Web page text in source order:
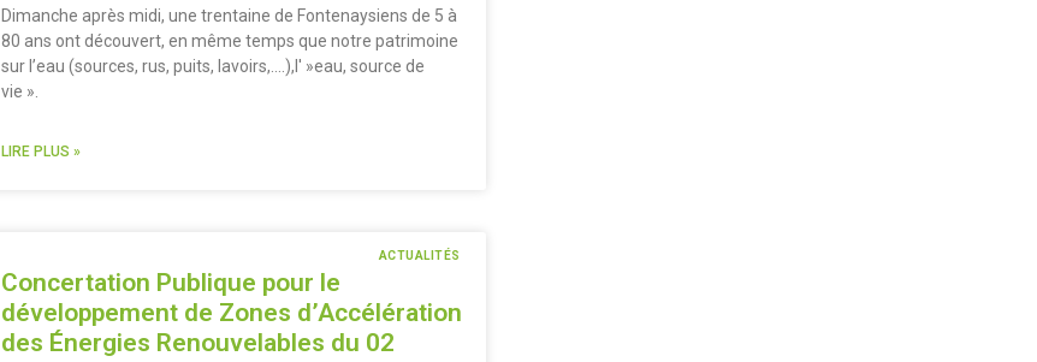
Dimanche après midi, une trentaine de Fontenaysiens de 5 à
80 ans ont découvert, en même temps que notre patrimoine
sur l’eau (sources, rus, puits, lavoirs,….),l' »eau, source de
vie ».
LIRE PLUS »
ACTUALITÉS
Concertation Publique pour le
développement de Zones d’Accélération
des Énergies Renouvelables du 02